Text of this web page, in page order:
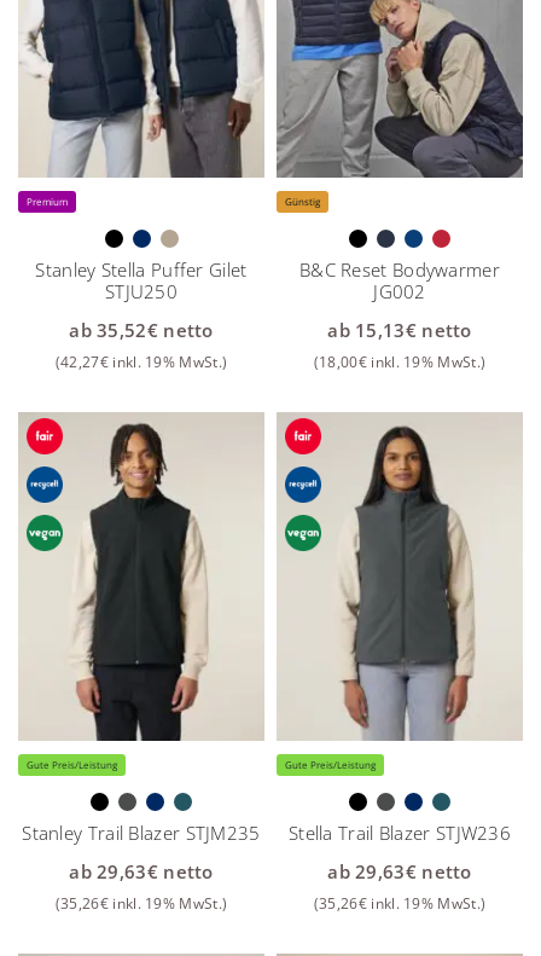
Premium
Stanley Stella Puffer Gilet
STJU250
ab35,52€netto
(42,27€ inkl. 19% MwSt.)
Günstig
B&C Reset Bodywarmer
JG002
ab 15,13€netto
(18,00€ inkl. 19% MwSt.)
Gute Preis/Leistung
Stanley Trail Blazer STJM235
ab29,63€netto
(35,26€ inkl. 19% MwSt.)
Gute Preis/Leistung
Stella Trail Blazer STJW236
ab29,63€netto
(35,26€ inkl. 19% MwSt.)